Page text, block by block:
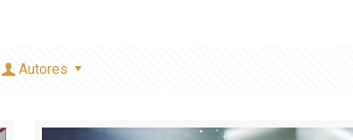
Autores